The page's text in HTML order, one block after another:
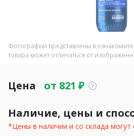
Фотографии представлены в
товара может отличаться от
Цена от 821 ₽
Наличие, цены и
*Цены в наличии и со склада могут